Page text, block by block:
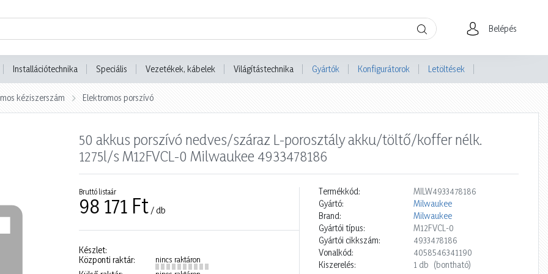
Belépés
Installációtechnika Speciális Vezetékek, kábelek Világítástechnika Gyártók Konfigurátorok Letöltések
kéziszerszám Elektromos porszívó
50 akkus porszívó nedves/száraz L-porosztály akku/töltő/koffer nélk.
1275l/s M12FVCL-0 Milwaukee 4933478186
Bruttó listaár
98 171 Ft / db
Készlet:
Központi raktár:
nincs raktáron
Termékkód:
MILW4933478186
Gyártó:
Milwaukee
Brand:
Milwaukee
Gyártói típus:
M12FVCL-0
Gyártói cikkszám:
4933478186
Vonalkód:
4058546341190
Kiszerelés:
1 db (bontható)